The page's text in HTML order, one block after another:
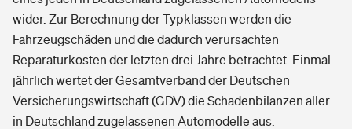
wider. Zur Berechnung der Typklassen werden die
Fahrzeugschäden und die dadurch verursachten
Reparaturkosten der letzten drei Jahre betrachtet. Einmal
jährlich wertet der Gesamtverband der Deutschen
Versicherungswirtschaft (GDV) die Schadenbilanzen aller
in Deutschland zugelassenen Automodelle aus.